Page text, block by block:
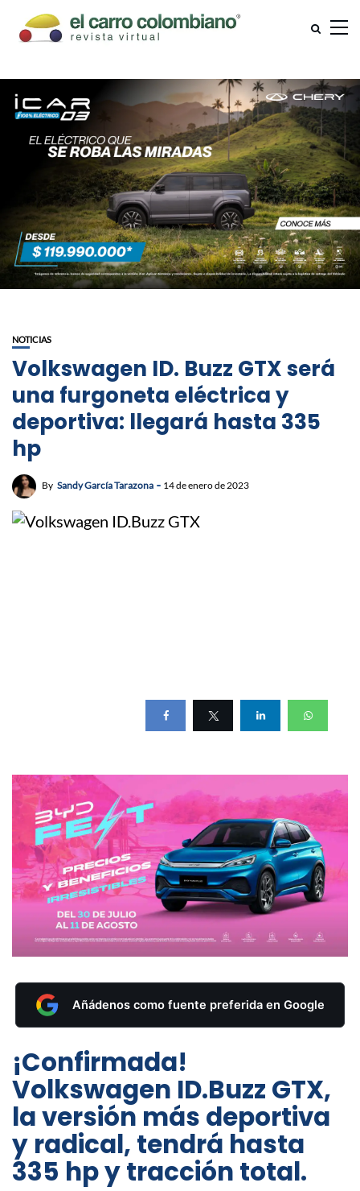
NOTICIAS
Volkswagen ID. Buzz GTX será
una furgoneta eléctrica y
deportiva: llegará hasta 335
hp
By Sandy García Tarazona 14 de enero de 2023
Añádenos como fuente preferida en Google
¡Confirmada!
Volkswagen ID.Buzz GTX,
la versión más deportiva
y radical, tendrá hasta
335 hp y tracción total.